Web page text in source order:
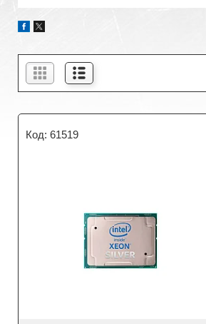
61519